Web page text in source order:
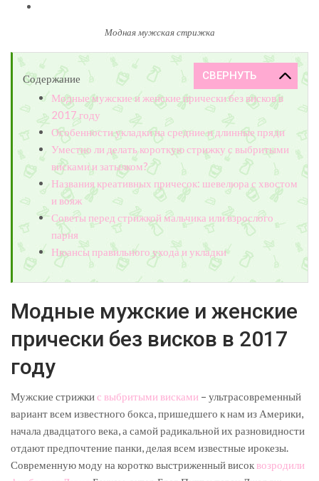
Модная мужская стрижка
Содержание
Модные мужские и женские прически без висков в
2017 году
Особенности укладки на средние и длинные пряди
Уместно ли делать короткую стрижку с выбритыми
висками и затылком?
Названия креативных причесок: шевелюра с хвостом
и вояж
Советы перед стрижкой мальчика или взрослого
парня
Нюансы правильного ухода и укладки
Модные мужские и женские
прически без висков в 2017
году
Мужские стрижкис выбритыми висками – ультрасовременный
вариант всем известного бокса, пришедшего к нам из Америки,
начала двадцатого века, а самой радикальной их разновидности
отдают предпочтение панки, делая всем известные ирокезы.
Современную моду на коротко выстриженный високвозродили